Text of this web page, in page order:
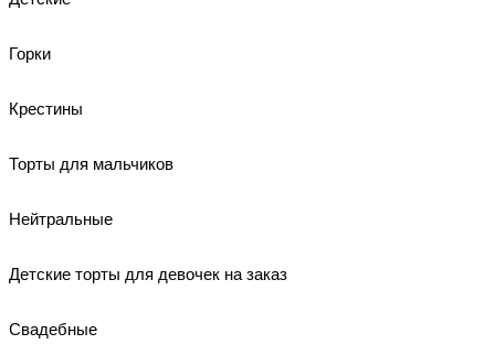
Горки
Крестины
Торты для мальчиков
Нейтральные
Детские торты для девочек на заказ
Свадебные